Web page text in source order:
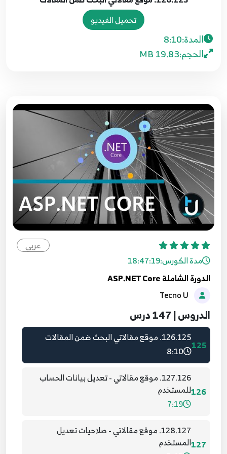
تحميل الفيديو
المدة:8:10
الحجم:19.83 MB
عربي
مدة الكورس:18:47:19
الدورة الشاملة ASP.NET Core
الدروس | 147 درس
Create View
119مشاركة
120
Down List
7:11
121
122.121. موقع مقالاتي مشكلة الدمج بين نمط
MVC و Razor pages
4:13
122
123.122. موقع مقالاتي - اختبار عملية اضافة
مشاركة
6:23
123
124.123. موقع مقالاتي - تعديل المنشورات
13:00
125.124. موقع مقالاتي - حذف المشاركات
6:45
125
126.125. موقع مقالاتي البحث ضمن المقالات
8:10
126
127.126. موقع مقالاتي - تعديل بيانات الحساب
للمستخدم
7:19
127
128.127. موقع مقالاتي - صلاحيات تعديل
المستخدم